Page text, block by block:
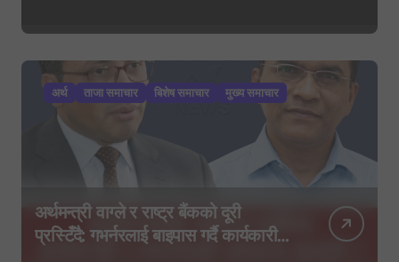
अर्थ ताजा समाचार बिशेष समाचार मुख्य समाचार
अर्थमन्त्री वाग्ले र राष्ट्र बैंकको दूरी
प्रस्टिँदै: गभर्नरलाई बाइपास गर्दै कार्यकारी